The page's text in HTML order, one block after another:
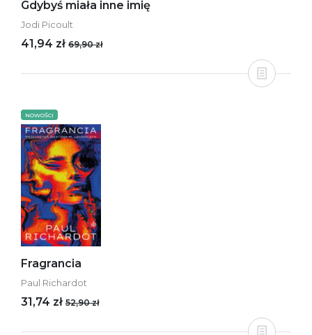
Gdybyś miała inne imię
Jodi Picoult
41,94 zł 69,90 zł
NOWOŚCI
Fragrancia
Paul Richardot
31,74 zł 52,90 zł